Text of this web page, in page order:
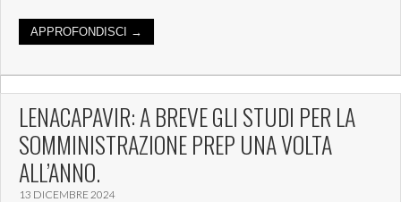
APPROFONDISCI →
LENACAPAVIR: A BREVE GLI STUDI PER LA
SOMMINISTRAZIONE PREP UNA VOLTA
ALL’ANNO.
13 DICEMBRE 2024